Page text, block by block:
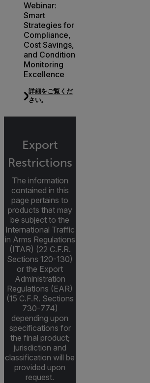
Webinar:
Smart
Strategies for
Compliance,
Cost Savings,
and Condition
Monitoring
Excellence
詳細をご覧くだ
さい。
Export
Restrictions
The information
contained in this
page pertains to
products that may
be subject to the
International Traffic
in Arms Regulations
(ITAR) (22 C.F.R.
Sections 120-130)
or the Export
Administration
Regulations (EAR)
(15 C.F.R. Sections
730-774)
depending upon
specifications for
the final product;
jurisdiction and
classification will be
provided upon
request.